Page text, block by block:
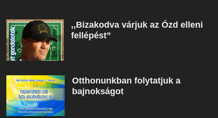
,,Bizakodva várjuk az Ózd elleni
fellépést”
Otthonunkban folytatjuk a
bajnokságot